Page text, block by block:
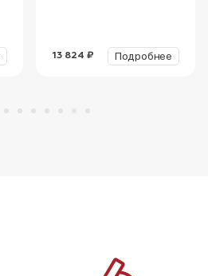
13 824 ₽ Подробнее